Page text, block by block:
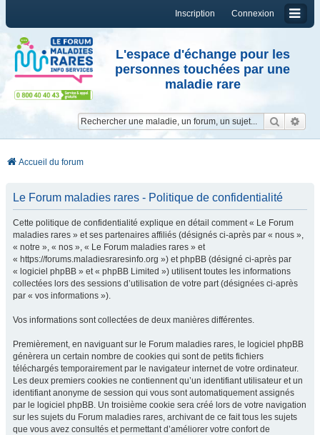
Connexion
Inscription
L'espace d'échange pour les
personnes touchées par une
maladie rare
Accueil du forum
Le Forum maladies rares - Politique de confidentialité
Cette politique de confidentialité explique en détail comment « Le Forum
maladies rares » et ses partenaires affiliés (désignés ci-après par « nous »,
« notre », « nos », « Le Forum maladies rares » et
« https://forums.maladiesraresinfo.org ») et phpBB (désigné ci-après par
« logiciel phpBB » et « phpBB Limited ») utilisent toutes les informations
collectées lors des sessions d’utilisation de votre part (désignées ci-après
par « vos informations »).
Vos informations sont collectées de deux manières différentes.
Premièrement, en naviguant sur le Forum maladies rares, le logiciel phpBB
génèrera un certain nombre de cookies qui sont de petits fichiers
téléchargés temporairement par le navigateur internet de votre ordinateur.
Les deux premiers cookies ne contiennent qu’un identifiant utilisateur et un
identifiant anonyme de session qui vous sont automatiquement assignés
par le logiciel phpBB. Un troisième cookie sera créé lors de votre navigation
sur les sujets du Forum maladies rares, archivant de ce fait tous les sujets
que vous avez consultés et permettant d’améliorer votre confort de